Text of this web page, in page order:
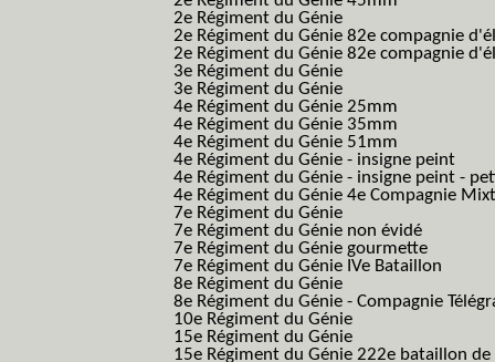
2e Régiment du Génie
2e Régiment du Génie 82e compagnie
2e Régiment du Génie 82e compagnie
3e Régiment du Génie
3e Régiment du Génie
4e Régiment du Génie 25mm
4e Régiment du Génie 35mm
4e Régiment du Génie 51mm
4e Régiment du Génie - insigne peint
4e Régiment du Génie - insigne peint -
4e Régiment du Génie 4e Compagnie
7e Régiment du Génie
7e Régiment du Génie non évidé
7e Régiment du Génie gourmette
7e Régiment du Génie IVe Bataillon
8e Régiment du Génie
8e Régiment du Génie - Compagnie
10e Régiment du Génie
15e Régiment du Génie
15e Régiment du Génie 222e bataillon